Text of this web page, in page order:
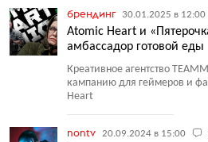
брендинг 30.01.2025 в 12:00
Atomic Heart и
амбассадор готовой еды
Креативное агентство
кампанию для геймеров и
Heart
nontv 20.09.2024 в 15:00